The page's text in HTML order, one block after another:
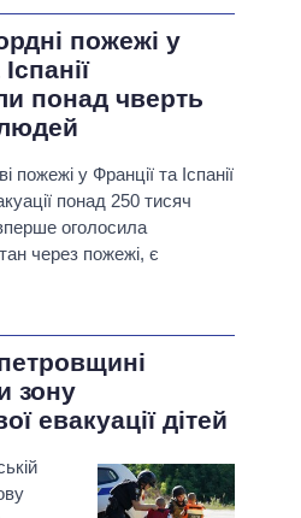
пожежі у
понад чверть
пожежі у Франції та Іспанії
понад 250 тисяч
оголосила
через пожежі, є
зону
евакуації дітей